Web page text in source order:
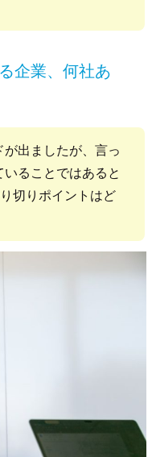
企業、何社あ
が出ましたが、言っ
ることではあると
切りポイントはど